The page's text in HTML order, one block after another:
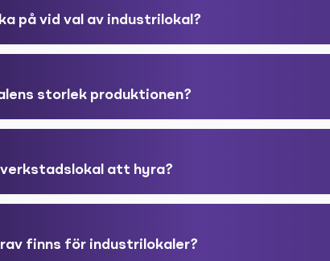
på vid val av industrilokal?
storlek produktionen?
att hyra?
finns för industrilokaler?